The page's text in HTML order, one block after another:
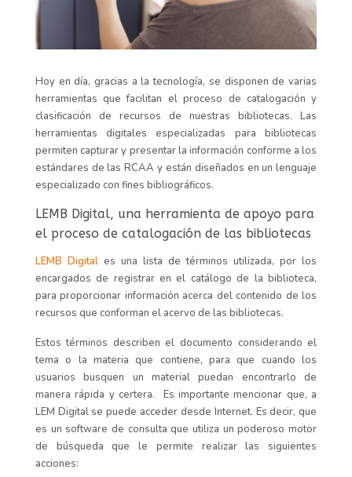
Hoy en día, gracias a la tecnología, se disponen de varias
herramientas que facilitan el proceso de catalogación y
clasificación de recursos de nuestras bibliotecas. Las
herramientas digitales especializadas para bibliotecas
permiten capturar y presentar la información conforme a los
estándares de las RCAA y están diseñados en un lenguaje
especializado con fines bibliográficos.
LEMB Digital, una herramienta de apoyo para
el proceso de catalogación de las bibliotecas
LEMB Digitales una lista de términos utilizada, por los
encargados de registrar en el catálogo de la biblioteca,
para proporcionar información acerca del contenido de los
recursos que conforman el acervo de las bibliotecas.
Estos términos describen el documento considerando el
tema o la materia que contiene, para que cuando los
usuarios busquen un material puedan encontrarlo de
manera rápida y certera.
Es importante mencionar que, a
LEM Digital se puede acceder desde Internet. Es decir, que
es un software de consulta que utiliza un poderoso motor
de búsqueda quele permite realizar las siguientes
acciones: